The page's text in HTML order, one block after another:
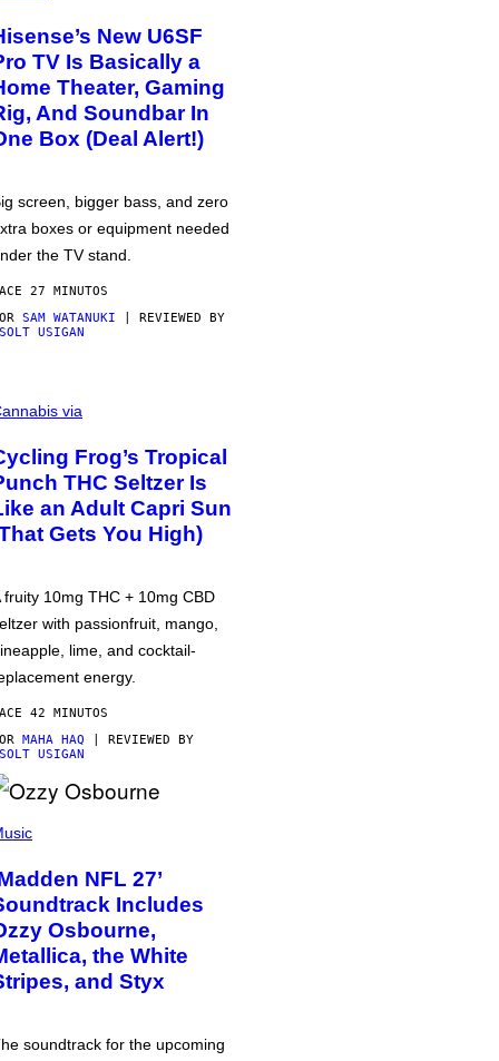
New U6SF
TV Is Basically a
Theater, Gaming
And Soundbar In
Box (Deal Alert!)
screen, bigger bass, and zero
boxes or equipment needed
the TV stand.
27 MINUTOS
SAM WATANUKI | REVIEWED BY
USIGAN
via
Frog’s Tropical
THC Seltzer Is
an Adult Capri Sun
Gets You High)
fruity 10mg THC + 10mg CBD
with passionfruit, mango,
lime, and cocktail-
energy.
42 MINUTOS
MAHA HAQ | REVIEWED BY
USIGAN
NFL 27’
Includes
Osbourne,
the White
and Styx
soundtrack for the upcoming